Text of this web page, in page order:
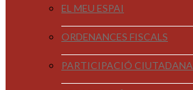
EL MEU ESPAI
ORDENANCES FISCALS
PARTICIPACIÓ CIUTADANA